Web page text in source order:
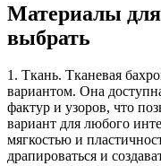
Материалы
выбрать
1. Ткань. Тканевая
вариантом. Она
фактур и узоров, что
вариант для любого
мягкостью и
драпироваться и